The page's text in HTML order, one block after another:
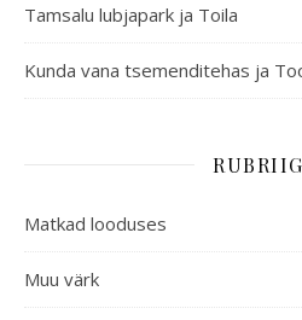
Tamsalu lubjapark ja Toila
Kunda vana tsemenditehas ja
Matkad looduses
Muu värk